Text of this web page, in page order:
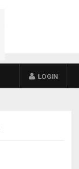
LOGIN